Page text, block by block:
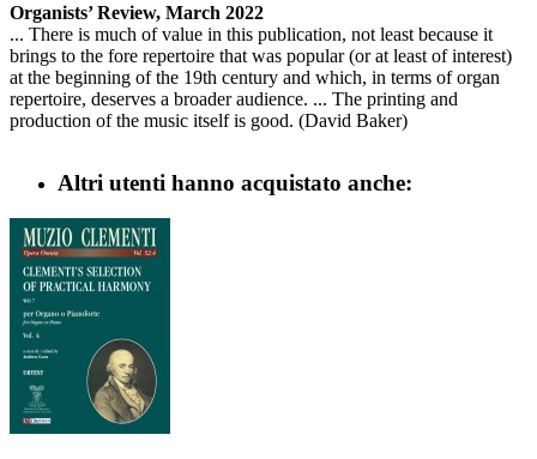
Organists’ Review, March 2022
... There is much of value in this publication, not least because it
brings to the fore repertoire that was popular (or at least of interest)
at the beginning of the 19th century and which, in terms of organ
repertoire, deserves a broader audience. ... The printing and
production of the music itself is good. (David Baker)
Altri utenti hanno acquistato anche: